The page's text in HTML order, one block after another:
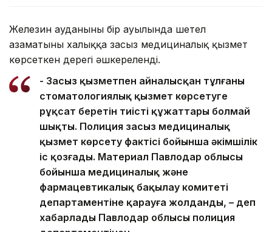
Железин ауданының бір ауылында шетел
азаматының халыққа заңсыз медициналық қызмет
көрсеткен дерегі әшкереленді.
- Заңсыз қызметпен айналысқан тұлғаның
стоматологиялық қызмет көрсетуге
рұқсат беретін тиісті құжаттары болмай
шықты. Полиция заңсыз медициналық
қызмет көрсету фактісі бойынша әкімшілік
іс қозғады. Материал Павлодар облысы
бойынша медициналық және
фармацевтикалық бақылау комитеті
департаментіне қарауға жолданды, – деп
хабарлады Павлодар облысы полиция